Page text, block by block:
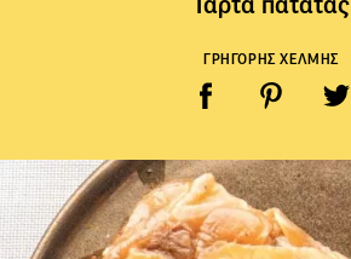
ΓΡΗΓΟΡΗΣ ΧΕΛΜΗΣ